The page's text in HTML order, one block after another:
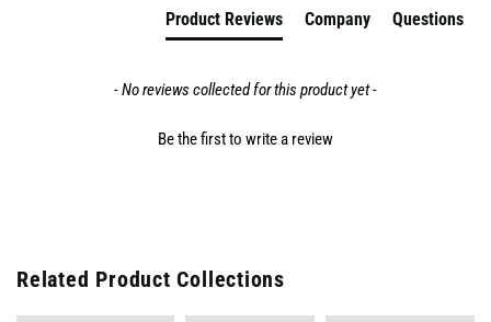
Product Reviews Company Questions
- No reviews collected for this product yet -
Be the first to write a review
Related Product Collections